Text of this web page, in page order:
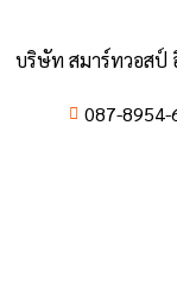
บริษัท สมาร์ทวอสป์
087-8954-